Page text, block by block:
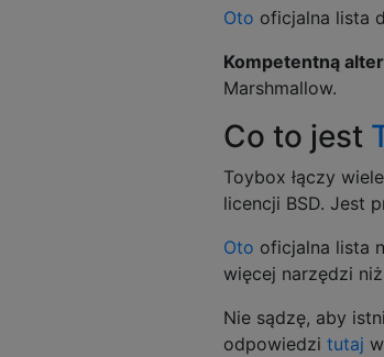
Oto oficjalna lista
Kompetentną
Marshmallow.
Co to jest
Toybox łączy
licencji BSD. Jest
Oto oficjalna lista
więcej narzędzi
Nie sądzę, aby
odpowiedzi tutaj